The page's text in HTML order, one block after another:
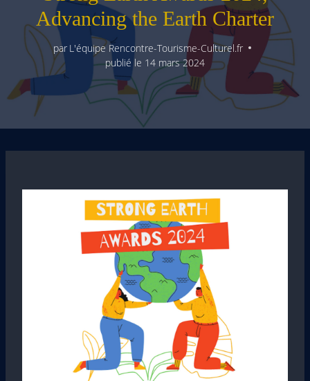
Advancing the Earth Charter
par L'équipe Rencontre-Tourisme-Culturel.fr
publié le 14 mars 2024